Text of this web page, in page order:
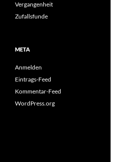
Vergangenheit
Zufallsfunde
META
Anmelden
Eintrags-Feed
Kommentar-Feed
WordPress.org